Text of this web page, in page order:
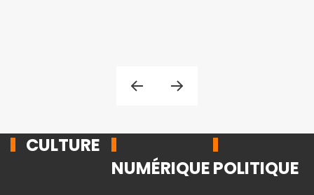
CULTURE
NUMÉRIQUEPOLITIQUE